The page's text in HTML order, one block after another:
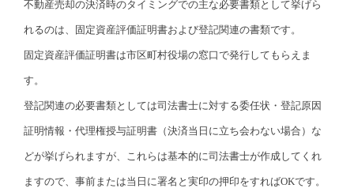
不動産売却の決済時のタイミングでの主な必要書類として挙げら
れるのは、固定資産評価証明書および登記関連の書類です。
固定資産評価証明書は市区町村役場の窓口で発行してもらえま
す。
登記関連の必要書類としては司法書士に対する委任状・登記原因
証明情報・代理権授与証明書（決済当日に立ち会わない場合）な
どが挙げられますが、これらは基本的に司法書士が作成してくれ
ますので、事前または当日に署名と実印の押印をすればOKです。